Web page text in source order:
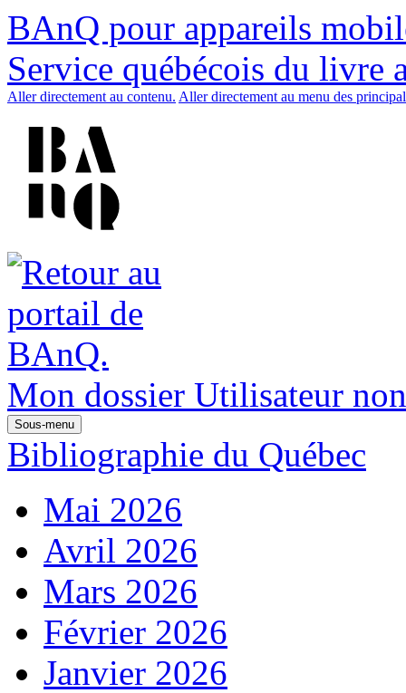
BAnQ pour appareils
Service québécois du livre
Aller directement au contenu. Aller directement au menu des
Mon dossier Utilisateur
Sous-menu
Bibliographie du Québec
Mai 2026
Avril 2026
Mars 2026
Février 2026
Janvier 2026